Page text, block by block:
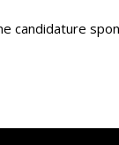
candidature